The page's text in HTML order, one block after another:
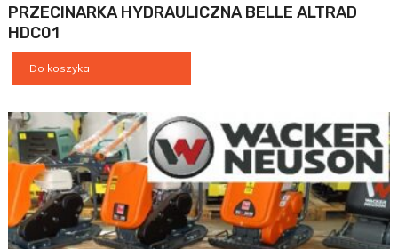
PRZECINARKA HYDRAULICZNA BELLE ALTRAD
HDC01
Do koszyka